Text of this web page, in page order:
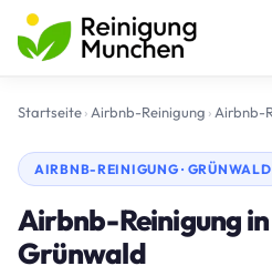
Startseite› Airbnb-Reinigung › Airbnb-
AIRBNB-REINIGUNG · GRÜNWALD
Airbnb-Reinigung
Grünwald